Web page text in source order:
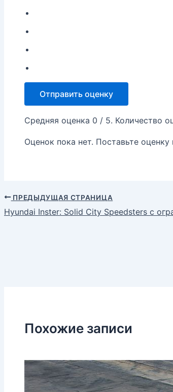
Отправить оценку
Средняя оценка 0 / 5. Количество
Оценок пока нет. Поставьте
ПРЕДЫДУЩАЯ СТРАНИЦА
Hyundai Inster: Solid City Speedsters с
Похожие записи